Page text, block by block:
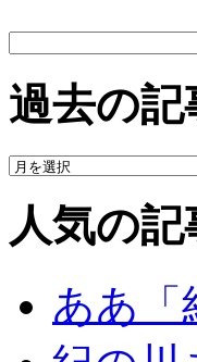
過去の記
人気の記
ああ「